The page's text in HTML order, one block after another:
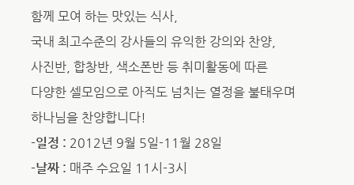
함께 모여 하는 맛있는 식사,
국내 최고수준의 강사들의 유익한 강의와 찬양,
사진반, 합창반, 색소폰반 등 취미활동에 따른
다양한 셀모임으로 아직도 넘치는 열정을 불태우며
하나님을 찬양합니다!
-일정 : 2012년 9월 5일-11월 28일
-날짜 : 매주 수요일 11시-3시